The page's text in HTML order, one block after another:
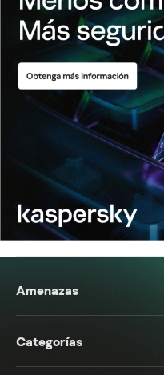
Amenazas
Categorías